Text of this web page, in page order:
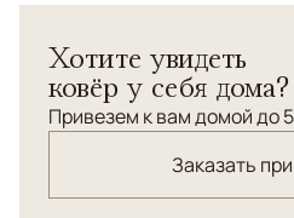
высококачественной шерсти
старинной технологии
Хотите увидеть
ковёр у себя дома?
Привезем к вам домой до
Заказать